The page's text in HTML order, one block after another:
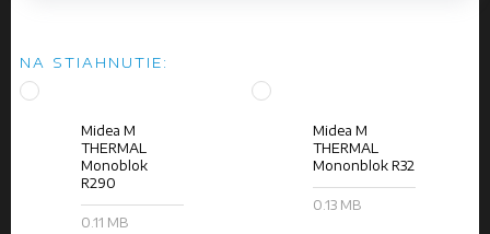
NA STIAHNUTIE:
Midea M
THERMAL
Monoblok
R290
0.11 MB
Midea M
THERMAL
Mononblok R32
0.13 MB